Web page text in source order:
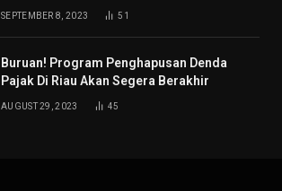
SEPTEMBER 8, 2023 51
Buruan! Program Penghapusan Denda
Pajak Di Riau Akan Segera Berakhir
AUGUST 29, 2023 45